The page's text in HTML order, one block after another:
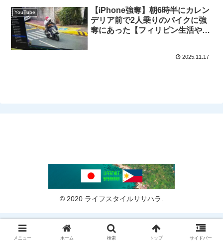
YouTube
【iPhone強奪】朝6時半にカレン
デリア前で2人乗りのバイクに強
奪にあった【フィリピン生活やめ
2025.11.17
© 2020 ライフスタイルササハラ.
メニュー ホーム 検索 トップ サイドバー